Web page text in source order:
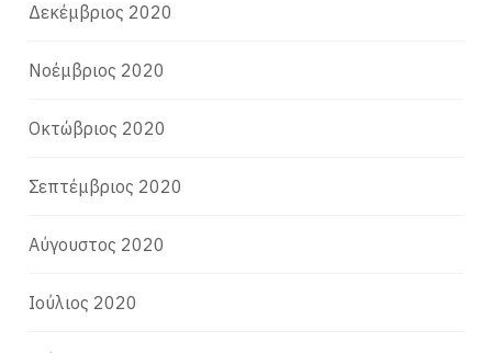
Δεκέμβριος 2020
Νοέμβριος 2020
Οκτώβριος 2020
Σεπτέμβριος 2020
Αύγουστος 2020
Ιούλιος 2020